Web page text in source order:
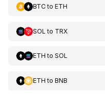
BTCto ETH
SOL to TRX
ETH to SOL
ETH to BNB